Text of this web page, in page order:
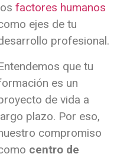
factores humanos
ejes de tu
profesional.
que tu
es un
de vida a
plazo. Por eso,
compromiso
centro de